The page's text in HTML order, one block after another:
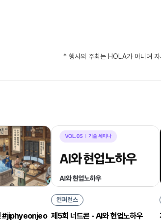
* 행사의 주최는 HOLA가 아니며 자
#jiphyeonjeo
컨퍼런스
제5회 너드콘 - AI와 현업노하우